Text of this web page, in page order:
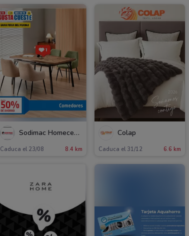
Sodimac Homecenter
Caduca el 23/08 8.4 km
Colap
Caduca el 31/12 6.6 km